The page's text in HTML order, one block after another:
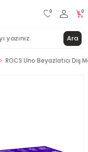
Ara
0 0
ROCS Uno Beyazlatıcı Diş